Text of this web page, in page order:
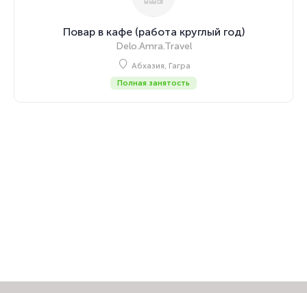
Повар в кафе (работа круглый год)
Delo.Amra.Travel
Абхазия, Гагра
Полная занятость